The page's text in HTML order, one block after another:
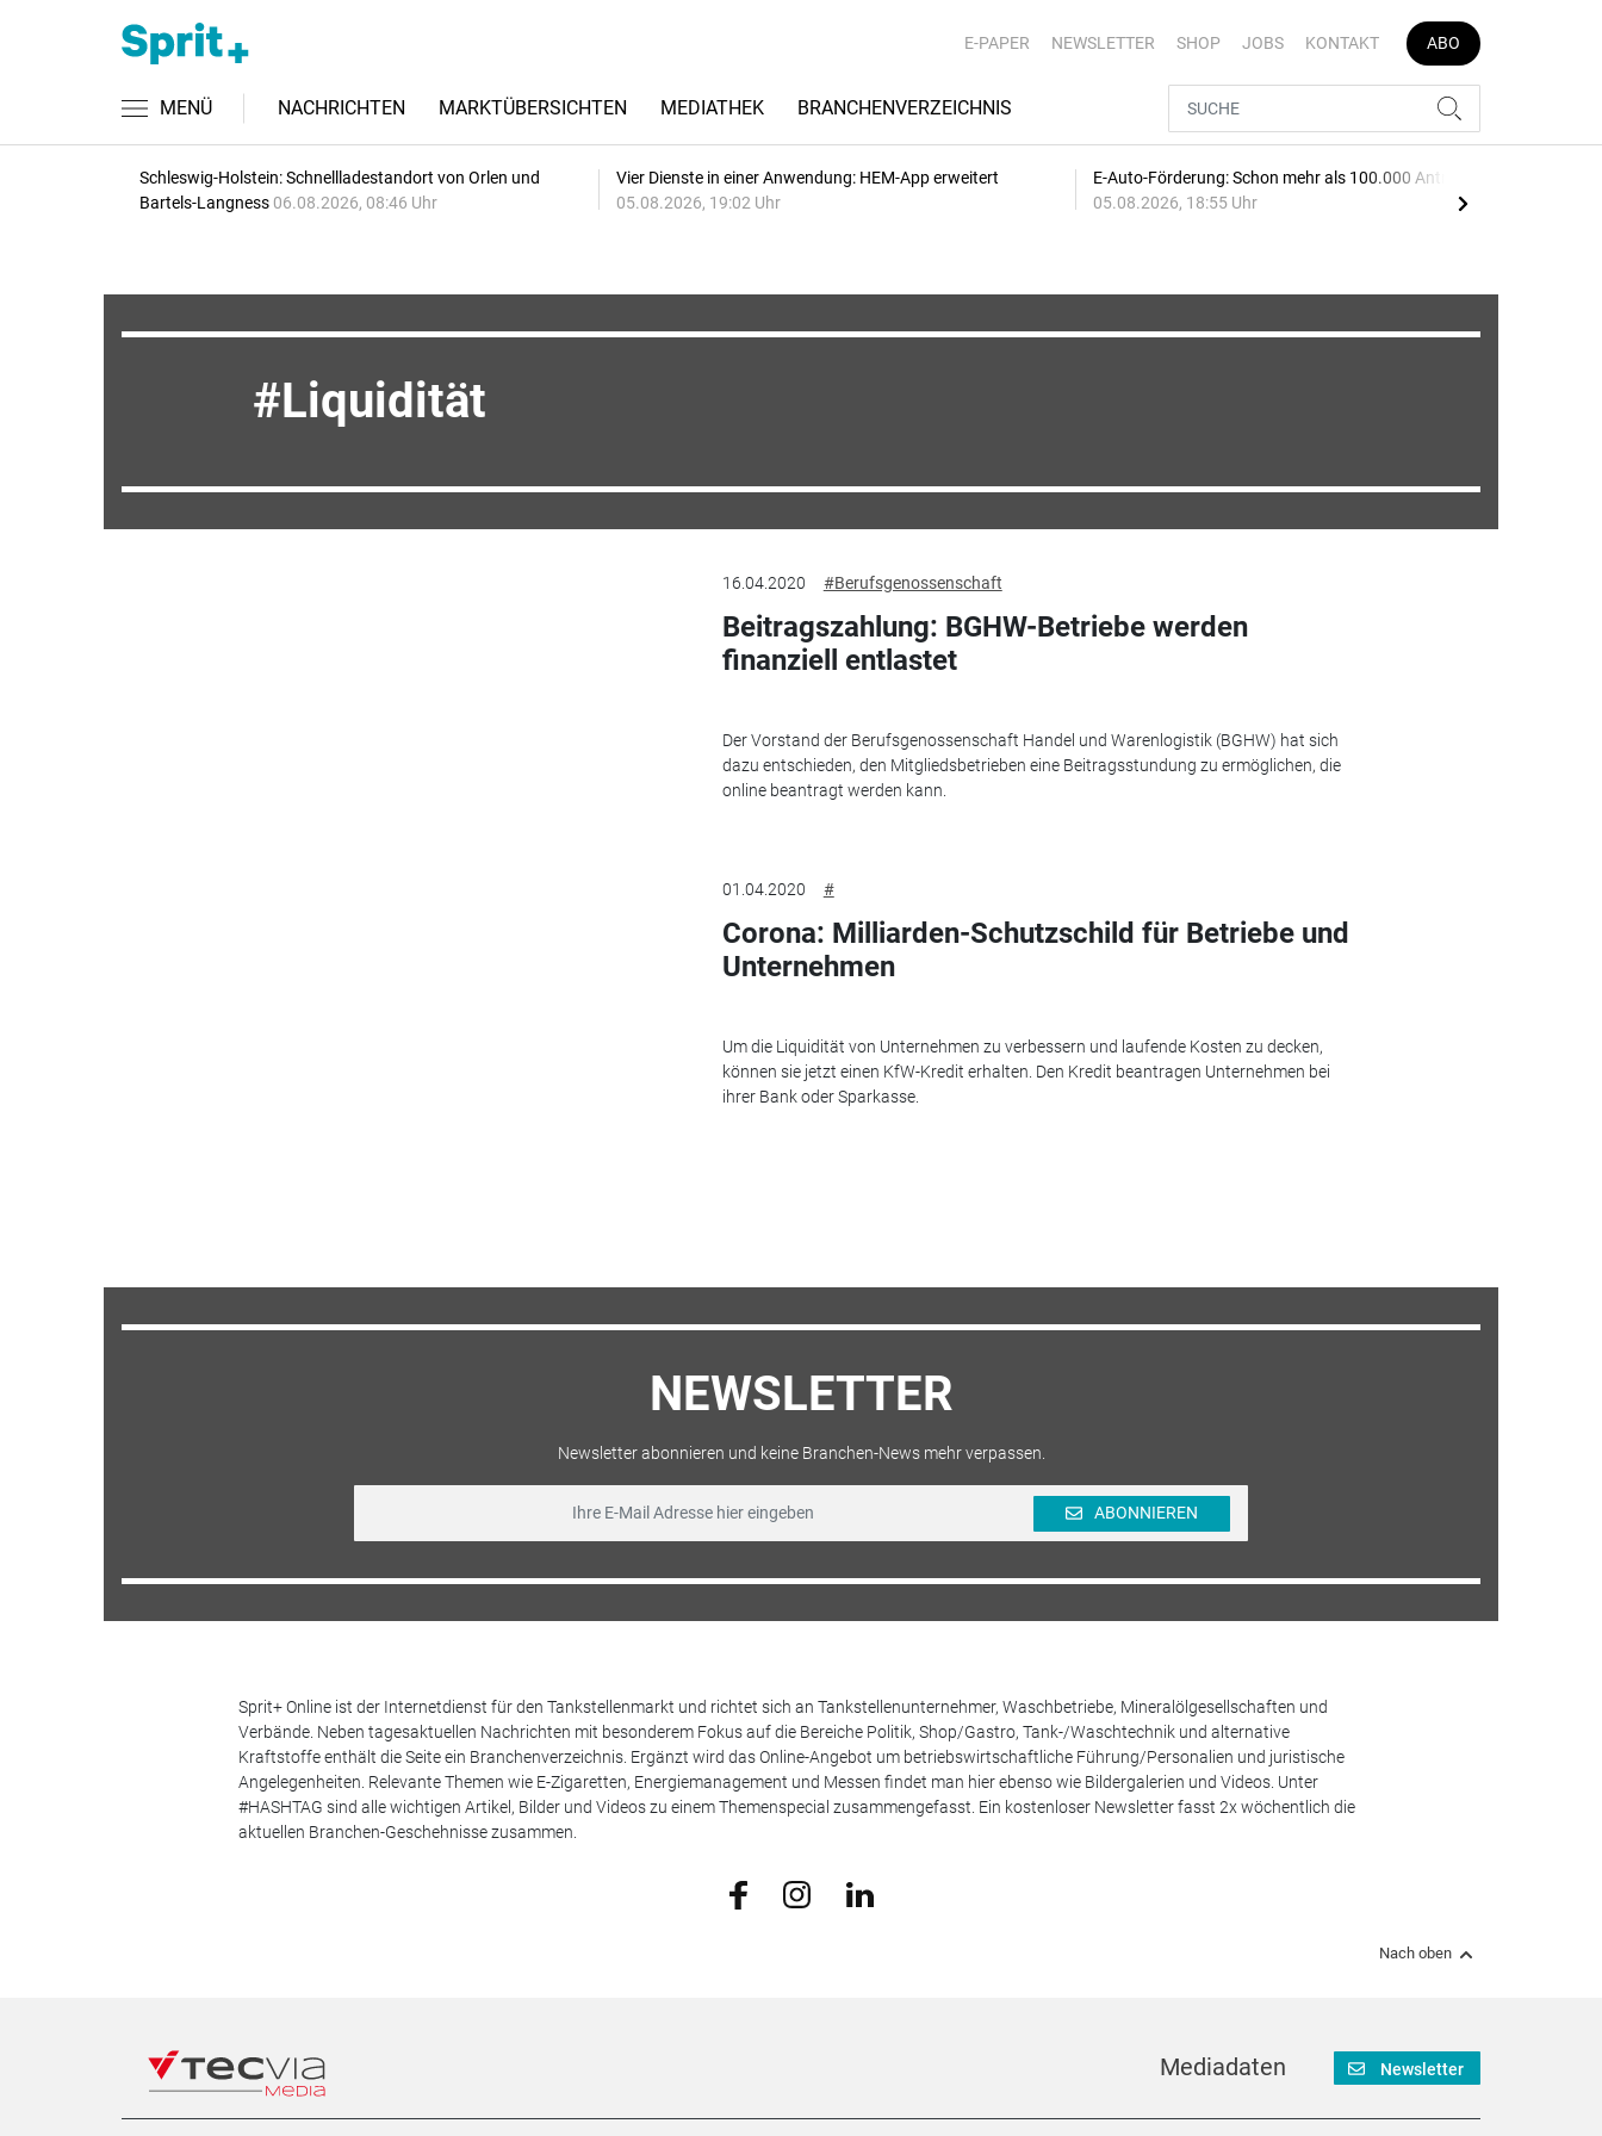
E-PAPER NEWSLETTER SHOP JOBS KONTAKT ABO
MENÜ NACHRICHTEN MARKTÜBERSICHTEN MEDIATHEK BRANCHENVERZEICHNIS
Schleswig-Holstein: Schnellladestandort von Orlen und
Bartels-Langness 06.08.2026, 08:46 Uhr
Vier Dienste in einer Anwendung: HEM-App erweitert
05.08.2026, 19:02 Uhr
E-Auto-Förderung: Schon mehr als 100.000 Anträge
05.08.2026, 18:55 Uhr
Liquidität
16.04.2020 #Berufsgenossenschaft
Beitragszahlung: BGHW-Betriebe werden
finanziell entlastet
Der Vorstand der Berufsgenossenschaft Handel und Warenlogistik (BGHW) hat sich
dazu entschieden, den Mitgliedsbetrieben eine Beitragsstundung zu ermöglichen, die
online beantragt werden kann.
01.04.2020 #
Corona: Milliarden-Schutzschild für Betriebe und
Unternehmen
Um die Liquidität von Unternehmen zu verbessern und laufende Kosten zu decken,
können sie jetzt einen KfW-Kredit erhalten. Den Kredit beantragen Unternehmen bei
ihrer Bank oder Sparkasse.
NEWSLETTER
Newsletter abonnieren und keine Branchen-News mehr verpassen.
ABONNIEREN
Sprit+ Online ist der Internetdienst für den Tankstellenmarkt und richtet sich an Tankstellenunternehmer, Waschbetriebe, Mineralölgesellschaften und
Verbände. Neben tagesaktuellen Nachrichten mit besonderem Fokus auf die Bereiche Politik, Shop/Gastro, Tank-/Waschtechnik und alternative
Kraftstoffe enthält die Seite ein Branchenverzeichnis. Ergänzt wird das Online-Angebot um betriebswirtschaftliche Führung/Personalien und juristische
Angelegenheiten. Relevante Themen wie E-Zigaretten, Energiemanagement und Messen findet man hier ebenso wie Bildergalerien und Videos. Unter
#HASHTAG sind alle wichtigen Artikel, Bilder und Videos zu einem Themenspecial zusammengefasst. Ein kostenloser Newsletter fasst 2x wöchentlich die
aktuellen Branchen-Geschehnisse zusammen.
Nach oben
Mediadaten Newsletter